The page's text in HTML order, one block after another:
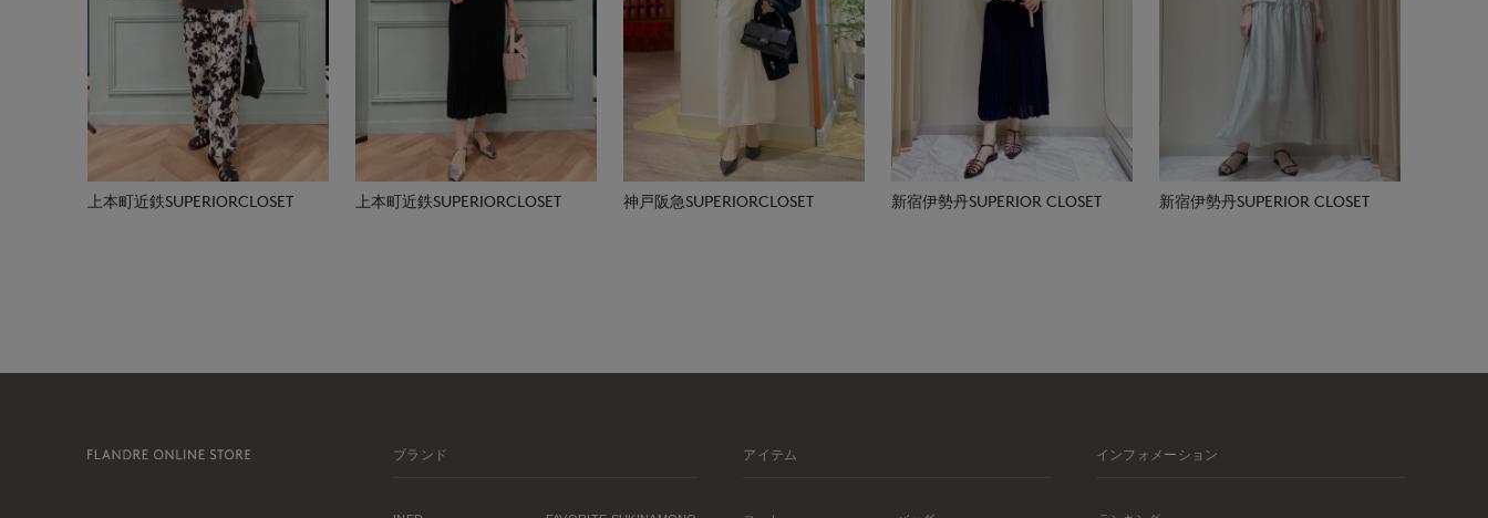
上本町近鉄SUPERIORCLOSET 上本町近鉄SUPERIORCLOSET 神戸阪急SUPERIORCLOSET 新宿伊勢丹SUPERIOR CLOSET 新宿伊勢丹SUPERIOR CLOSET
ブランド アイテム インフォメーション